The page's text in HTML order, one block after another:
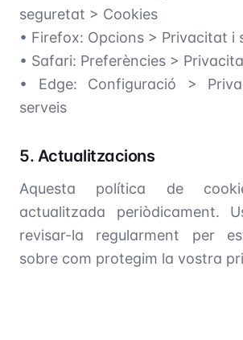
seguretat > Cookies
• Firefox: Opcions > Privacitat i
• Safari: Preferències >
• Edge: Configuració >
serveis
5. Actualitzacions
Aquesta política de
actualitzada periòdicament.
revisar-la regularment per
sobre com protegim la vostra